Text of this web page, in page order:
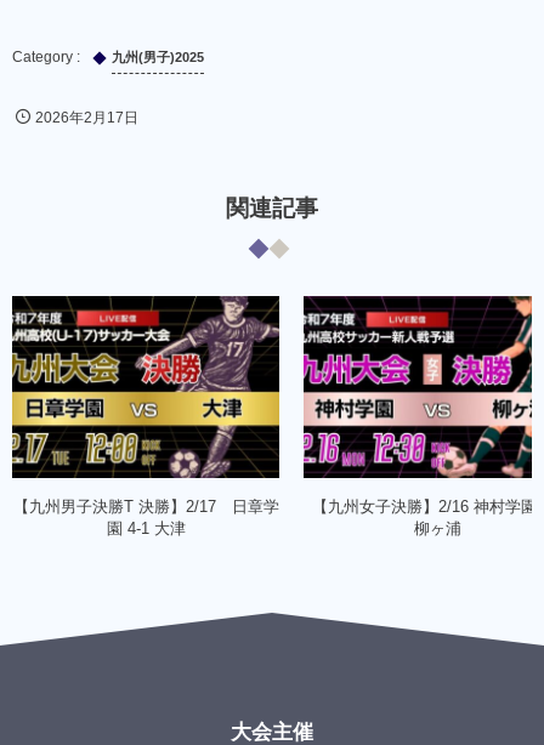
九州(男子)2025
2026年2月17日
関連記事
【九州男子決勝T 決勝】2/17 日章学
園 4-1 大津
【九州女子決勝】2/16 神村学園
柳ヶ浦
大会主催